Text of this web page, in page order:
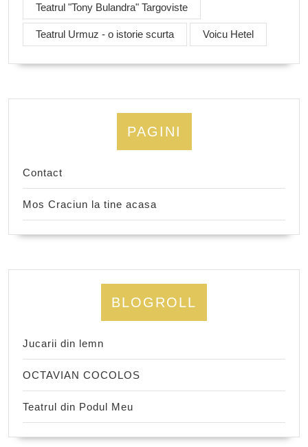
Teatrul "Tony Bulandra" Targoviste
Teatrul Urmuz - o istorie scurta Voicu Hetel
PAGINI
Contact
Mos Craciun la tine acasa
BLOGROLL
Jucarii din lemn
OCTAVIAN COCOLOS
Teatrul din Podul Meu